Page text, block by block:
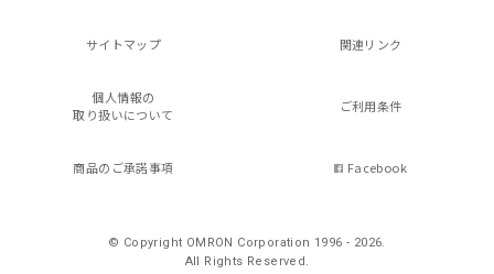
サイトマップ 関連リンク
個人情報の
取り扱いについて
ご利用条件
商品のご承諾事項 Facebook
© Copyright OMRON Corporation 1996 - 2026.
All Rights Reserved.